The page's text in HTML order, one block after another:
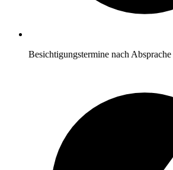
Besichtigungstermine nach